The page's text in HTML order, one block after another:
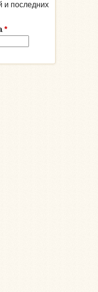
и последних
*